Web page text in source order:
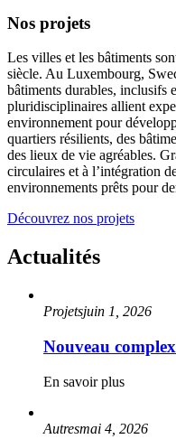
Nos projets
Les villes et les bâtiments
siècle. Au Luxembourg,
bâtiments durables, inclusifs
pluridisciplinaires allient
environnement pour
quartiers résilients, des
des lieux de vie agréables.
circulaires et à l’intégration
environnements prêts pour
Découvrez nos projets
Actualités
Projetsjuin 1, 2026
Nouveau
En savoir plus
Autresmai 4, 2026